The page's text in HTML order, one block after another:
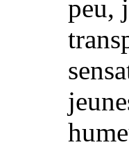
peu,